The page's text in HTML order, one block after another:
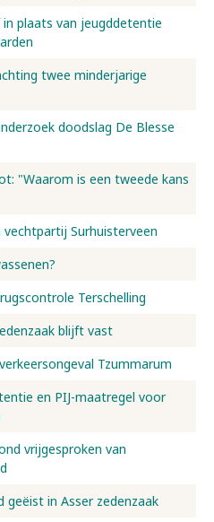
plaats van jeugddetentie
twee minderjarige
doodslag De Blesse
"Waarom is een tweede kans
Surhuisterveen
Terschelling
blijft vast
Tzummarum
en PIJ-maatregel voor
vrijgesproken van
geëist in Asser zedenzaak